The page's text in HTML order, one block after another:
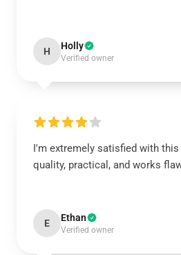
H Holly
Verified owner
I'm extremely satisfied with this
quality, practical, and works
E Ethan
Verified owner